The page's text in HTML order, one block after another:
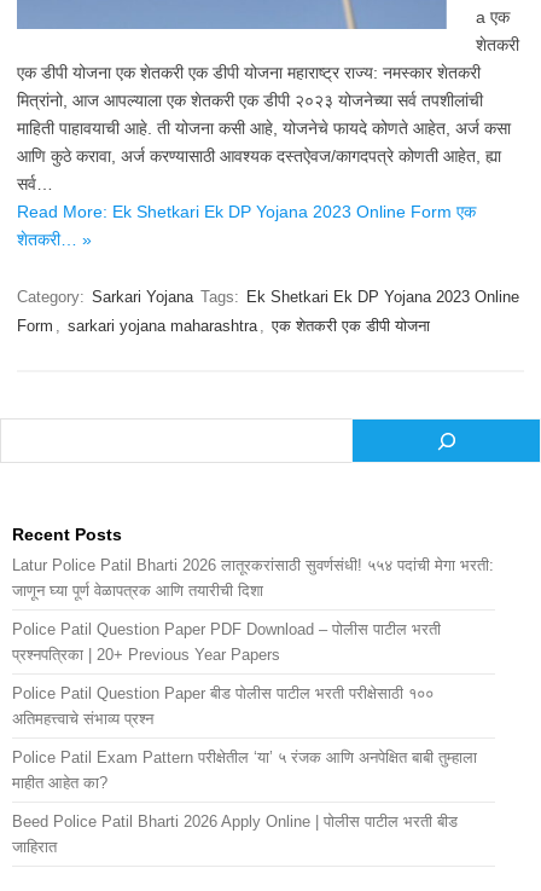
a एक
शेतकरी
एक डीपी योजना एक शेतकरी एक डीपी योजना महाराष्ट्र राज्य: नमस्कार शेतकरी
मित्रांनो, आज आपल्याला एक शेतकरी एक डीपी २०२३ योजनेच्या सर्व तपशीलांची
माहिती पाहावयाची आहे. ती योजना कसी आहे, योजनेचे फायदे कोणते आहेत, अर्ज कसा
आणि कुठे करावा, अर्ज करण्यासाठी आवश्यक दस्तऐवज/कागदपत्रे कोणती आहेत, ह्या
सर्व…
Read More: Ek Shetkari Ek DP Yojana 2023 Online Form एक
शेतकरी… »
Category: Sarkari Yojana Tags: Ek Shetkari Ek DP Yojana 2023 Online
Form , sarkari yojana maharashtra , एक शेतकरी एक डीपी योजना
Recent Posts
Latur Police Patil Bharti 2026 लातूरकरांसाठी सुवर्णसंधी! ५५४ पदांची मेगा भरती:
जाणून घ्या पूर्ण वेळापत्रक आणि तयारीची दिशा
Police Patil Question Paper PDF Download – पोलीस पाटील भरती
प्रश्नपत्रिका | 20+ Previous Year Papers
Police Patil Question Paper बीड पोलीस पाटील भरती परीक्षेसाठी १००
अतिमहत्त्वाचे संभाव्य प्रश्न
Police Patil Exam Pattern परीक्षेतील ‘या’ ५ रंजक आणि अनपेक्षित बाबी तुम्हाला
माहीत आहेत का?
Beed Police Patil Bharti 2026 Apply Online | पोलीस पाटील भरती बीड
जाहिरात